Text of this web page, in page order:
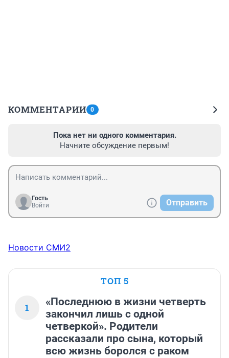
КОММЕНТАРИИ 0
Пока нет ни одного комментария.
Начните обсуждение первым!
Гость
Войти
Отправить
Новости СМИ2
ТОП 5
1
«Последнюю в жизни четверть
закончил лишь с одной
четверкой». Родители
рассказали про сына, который
всю жизнь боролся с раком